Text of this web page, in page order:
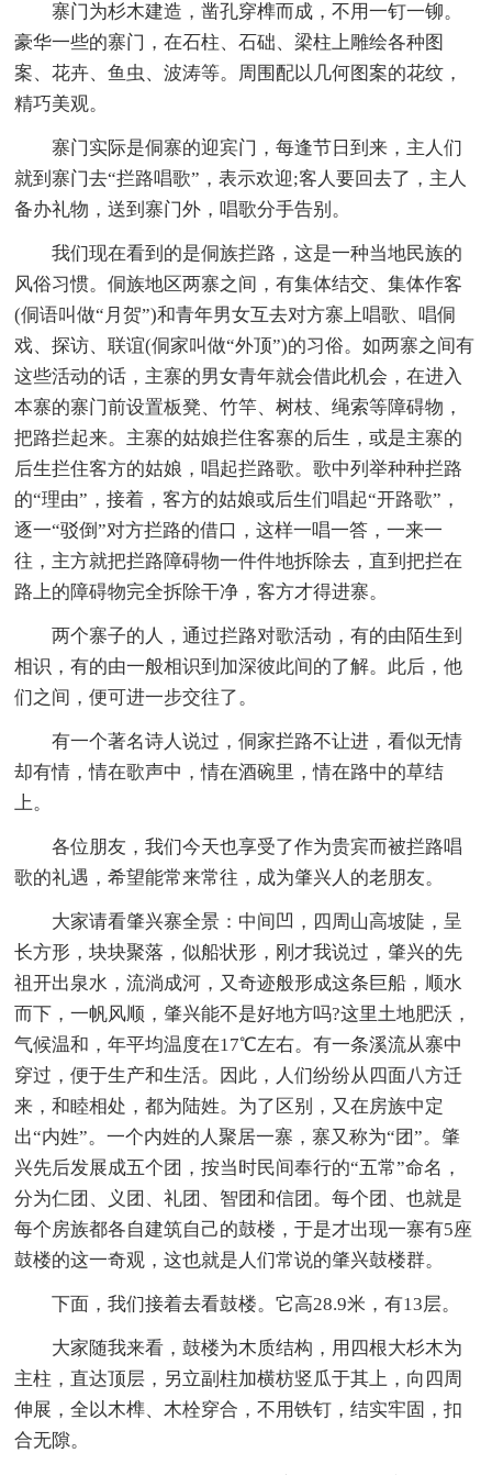
寨门为杉木建造，凿孔穿榫而成，不用一钉一铆。
豪华一些的寨门，在石柱、石础、梁柱上雕绘各种图
案、花卉、鱼虫、波涛等。周围配以几何图案的花纹，
精巧美观。
寨门实际是侗寨的迎宾门，每逢节日到来，主人们
就到寨门去“拦路唱歌”，表示欢迎;客人要回去了，主人
备办礼物，送到寨门外，唱歌分手告别。
我们现在看到的是侗族拦路，这是一种当地民族的
风俗习惯。侗族地区两寨之间，有集体结交、集体作客
(侗语叫做“月贺”)和青年男女互去对方寨上唱歌、唱侗
戏、探访、联谊(侗家叫做“外顶”)的习俗。如两寨之间有
这些活动的话，主寨的男女青年就会借此机会，在进入
本寨的寨门前设置板凳、竹竿、树枝、绳索等障碍物，
把路拦起来。主寨的姑娘拦住客寨的后生，或是主寨的
后生拦住客方的姑娘，唱起拦路歌。歌中列举种种拦路
的“理由”，接着，客方的姑娘或后生们唱起“开路歌”，
逐一“驳倒”对方拦路的借口，这样一唱一答，一来一
往，主方就把拦路障碍物一件件地拆除去，直到把拦在
路上的障碍物完全拆除干净，客方才得进寨。
两个寨子的人，通过拦路对歌活动，有的由陌生到
相识，有的由一般相识到加深彼此间的了解。此后，他
们之间，便可进一步交往了。
有一个著名诗人说过，侗家拦路不让进，看似无情
却有情，情在歌声中，情在酒碗里，情在路中的草结
上。
各位朋友，我们今天也享受了作为贵宾而被拦路唱
歌的礼遇，希望能常来常往，成为肇兴人的老朋友。
大家请看肇兴寨全景：中间凹，四周山高坡陡，呈
长方形，块块聚落，似船状形，刚才我说过，肇兴的先
祖开出泉水，流淌成河，又奇迹般形成这条巨船，顺水
而下，一帆风顺，肇兴能不是好地方吗?这里土地肥沃，
气候温和，年平均温度在17℃左右。有一条溪流从寨中
穿过，便于生产和生活。因此，人们纷纷从四面八方迁
来，和睦相处，都为陆姓。为了区别，又在房族中定
出“内姓”。一个内姓的人聚居一寨，寨又称为“团”。肇
兴先后发展成五个团，按当时民间奉行的“五常”命名，
分为仁团、义团、礼团、智团和信团。每个团、也就是
每个房族都各自建筑自己的鼓楼，于是才出现一寨有5座
鼓楼的这一奇观，这也就是人们常说的肇兴鼓楼群。
下面，我们接着去看鼓楼。它高28.9米，有13层。
大家随我来看，鼓楼为木质结构，用四根大杉木为
主柱，直达顶层，另立副柱加横枋竖瓜于其上，向四周
伸展，全以木榫、木栓穿合，不用铁钉，结实牢固，扣
合无隙。